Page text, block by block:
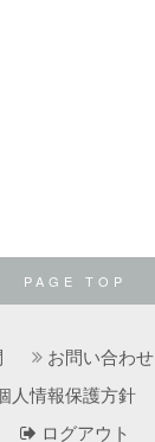
PAGE TOP
お問い合わせ
人情報保護方針
ログアウト